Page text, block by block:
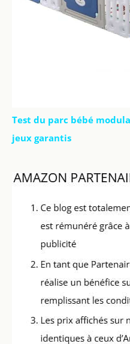
Test du parc bébé
jeux garantis